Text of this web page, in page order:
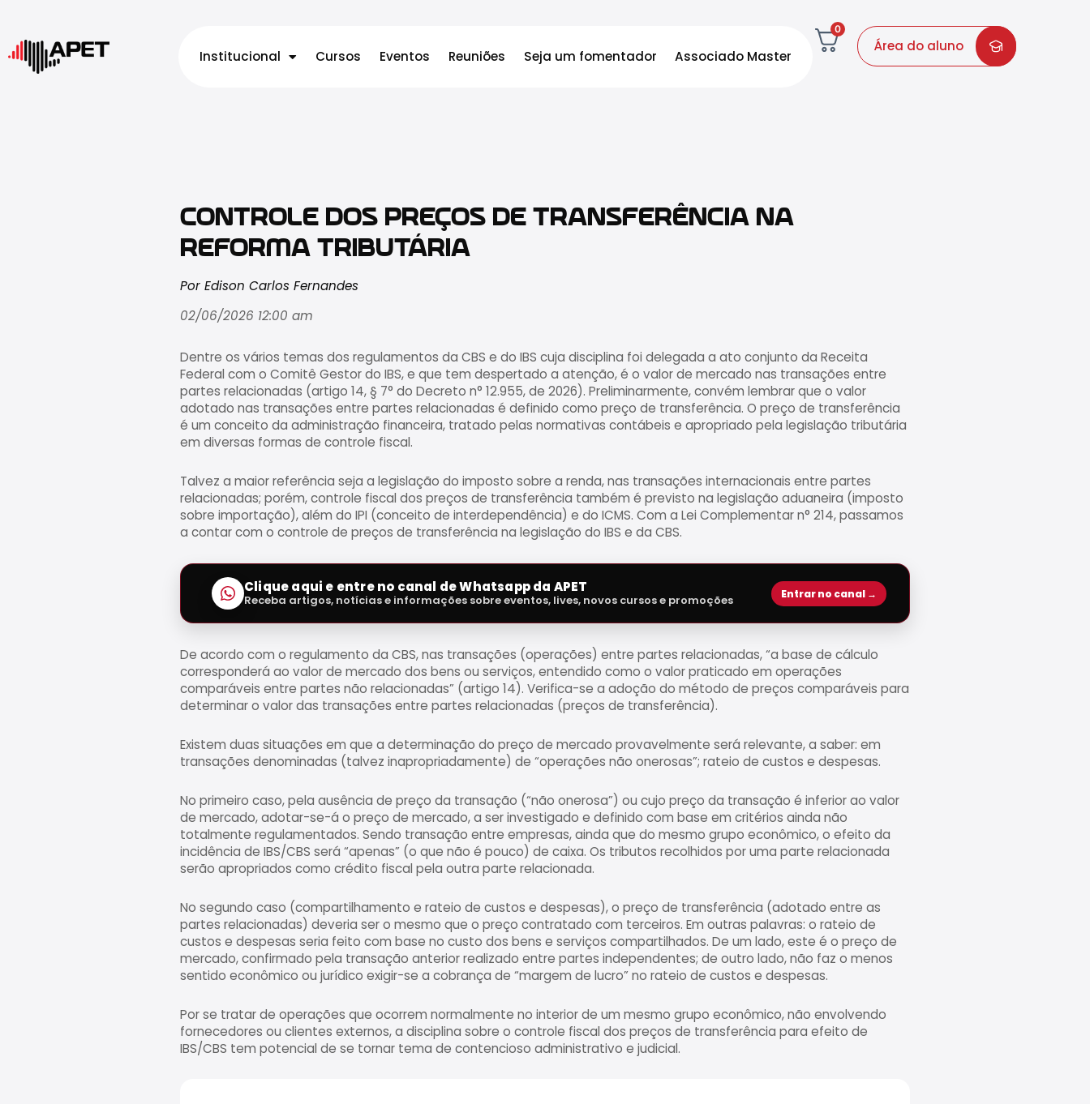
Institucional Cursos Eventos Reuniões Seja um fomentador Associado Master
0
Área do aluno
CONTROLE DOS PREÇOS DE TRANSFERÊNCIA NA
REFORMA TRIBUTÁRIA
Por Edison Carlos Fernandes
02/06/2026 12:00 am
Dentre os vários temas dos regulamentos da CBS e do IBS cuja disciplina foi delegada a ato conjunto da Receita
Federal com o Comitê Gestor do IBS, e que tem despertado a atenção, é o valor de mercado nas transações entre
partes relacionadas (artigo 14, § 7° do Decreto n° 12.955, de 2026). Preliminarmente, convém lembrar que o valor
adotado nas transações entre partes relacionadas é definido como preço de transferência. O preço de transferência
é um conceito da administração financeira, tratado pelas normativas contábeis e apropriado pela legislação tributária
em diversas formas de controle fiscal.
Talvez a maior referência seja a legislação do imposto sobre a renda, nas transações internacionais entre partes
relacionadas; porém, controle fiscal dos preços de transferência também é previsto na legislação aduaneira (imposto
sobre importação), além do IPI (conceito de interdependência) e do ICMS. Com a Lei Complementar n° 214, passamos
a contar com o controle de preços de transferência na legislação do IBS e da CBS.
Clique aqui e entre no canal de Whatsapp da APET
Receba artigos, notícias e informações sobre eventos, lives, novos cursos e promoções Entrar no canal →
De acordo com o regulamento da CBS, nas transações (operações) entre partes relacionadas, “a base de cálculo
corresponderá ao valor de mercado dos bens ou serviços, entendido como o valor praticado em operações
comparáveis entre partes não relacionadas” (artigo 14). Verifica-se a adoção do método de preços comparáveis para
determinar o valor das transações entre partes relacionadas (preços de transferência).
Existem duas situações em que a determinação do preço de mercado provavelmente será relevante, a saber: em
transações denominadas (talvez inapropriadamente) de “operações não onerosas”; rateio de custos e despesas.
No primeiro caso, pela ausência de preço da transação (“não onerosa”) ou cujo preço da transação é inferior ao valor
de mercado, adotar-se-á o preço de mercado, a ser investigado e definido com base em critérios ainda não
totalmente regulamentados. Sendo transação entre empresas, ainda que do mesmo grupo econômico, o efeito da
incidência de IBS/CBS será “apenas” (o que não é pouco) de caixa. Os tributos recolhidos por uma parte relacionada
serão apropriados como crédito fiscal pela outra parte relacionada.
No segundo caso (compartilhamento e rateio de custos e despesas), o preço de transferência (adotado entre as
partes relacionadas) deveria ser o mesmo que o preço contratado com terceiros. Em outras palavras: o rateio de
custos e despesas seria feito com base no custo dos bens e serviços compartilhados. De um lado, este é o preço de
mercado, confirmado pela transação anterior realizado entre partes independentes; de outro lado, não faz o menos
sentido econômico ou jurídico exigir-se a cobrança de “margem de lucro” no rateio de custos e despesas.
Por se tratar de operações que ocorrem normalmente no interior de um mesmo grupo econômico, não envolvendo
fornecedores ou clientes externos, a disciplina sobre o controle fiscal dos preços de transferência para efeito de
IBS/CBS tem potencial de se tornar tema de contencioso administrativo e judicial.